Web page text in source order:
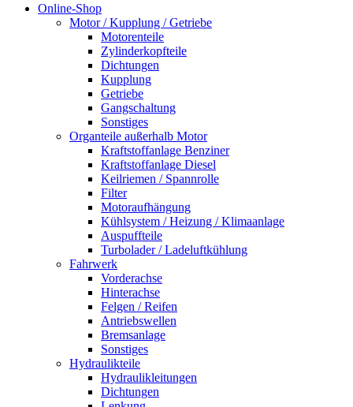
Online-Shop
Motor / Kupplung / Getriebe
Motorenteile
Zylinderkopfteile
Dichtungen
Kupplung
Getriebe
Gangschaltung
Sonstiges
Organteile außerhalb Motor
Kraftstoffanlage Benziner
Kraftstoffanlage Diesel
Keilriemen / Spannrolle
Filter
Motoraufhängung
Kühlsystem / Heizung / Klimaanlage
Auspuffteile
Turbolader / Ladeluftkühlung
Fahrwerk
Vorderachse
Hinterachse
Felgen / Reifen
Antriebswellen
Bremsanlage
Sonstiges
Hydraulikteile
Hydraulikleitungen
Dichtungen